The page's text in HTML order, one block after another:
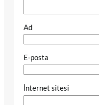
Ad
E-posta
İnternet sitesi